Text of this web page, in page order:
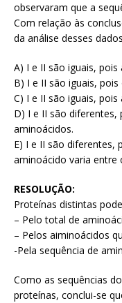
observaram que a
Com relação às
da análise desses
A) I e II são iguais,
B) I e II são iguais,
C) I e II são iguais,
D) I e II são diferentes,
aminoácidos.
E) I e II são diferentes,
aminoácido varia entre
RESOLUÇÃO:
Proteínas distintas
– Pelo total de
– Pelos aiminoácidos
-Pela sequência de
Como as sequências
proteínas, conclui-se